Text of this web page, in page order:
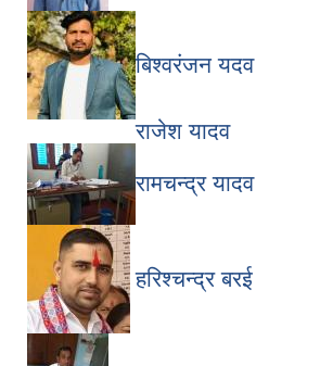
बिश्वरंजन यदव
राजेश यादव
रामचन्द्र यादव
हरिश्चन्द्र बरई